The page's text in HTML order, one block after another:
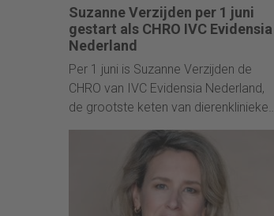
Suzanne Verzijden per 1 juni
gestart als CHRO IVC Evidensia
Nederland
Per 1 juni is Suzanne Verzijden de
CHRO van IVC Evidensia Nederland,
de grootste keten van dierenklinieken
in Nederland. Zij bezit een rijke, ook
internationale, ervaring als HR-leider.